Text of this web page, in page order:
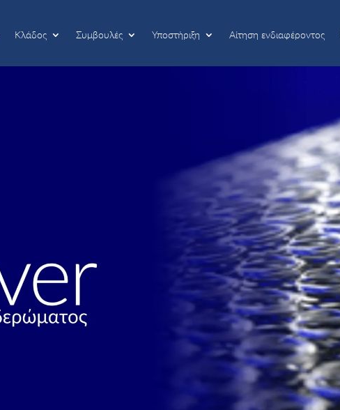
Κλάδος Συμβουλές Υποστήριξη Αίτηση ενδιαφέροντος
Κλάδος Συμβουλές Υποστήριξη Αίτηση ενδιαφέροντος